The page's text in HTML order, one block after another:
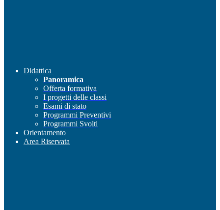
Didattica
Panoramica
Offerta formativa
I progetti delle classi
Esami di stato
Programmi Preventivi
Programmi Svolti
Orientamento
Area Riservata